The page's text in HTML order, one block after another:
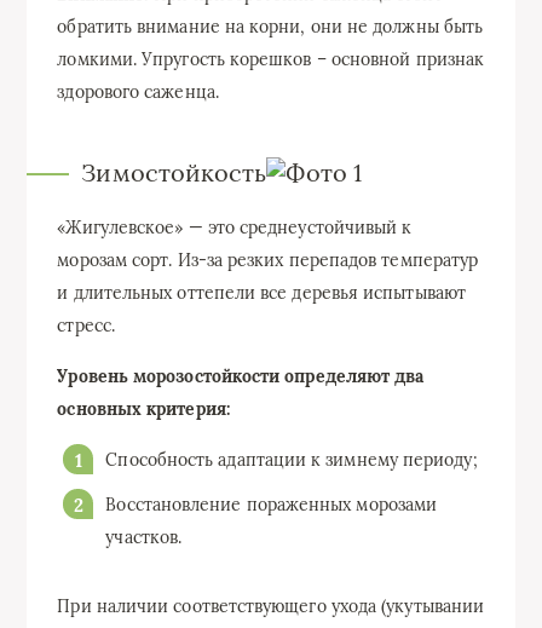
обратить внимание на корни, они не должны быть
ломкими. Упругость корешков – основной признак
здорового саженца.
Зимостойкость
«Жигулевское» — это среднеустойчивый к
морозам сорт. Из-за резких перепадов температур
и длительных оттепели все деревья испытывают
стресс.
Уровень морозостойкости определяют два
основных критерия:
Способность адаптации к зимнему периоду;
Восстановление пораженных морозами
участков.
При наличии соответствующего ухода (укутывании